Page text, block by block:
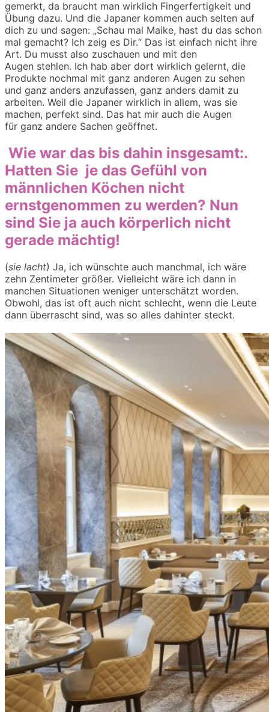
gemerkt, da braucht man wirklich Fingerfertigkeit und
Übung dazu. Und die Japaner kommen auch selten auf
dich zu und sagen: „Schau mal Maike, hast du das schon
mal gemacht? Ich zeig es Dir.“ Das ist einfach nicht ihre
Art. Du musst also zuschauen und mit den
Augen stehlen. Ich hab aber dort wirklich gelernt, die
Produkte nochmal mit ganz anderen Augen zu sehen
und ganz anders anzufassen, ganz anders damit zu
arbeiten. Weil die Japaner wirklich in allem, was sie
machen, perfekt sind. Das hat mir auch die Augen
für ganz andere Sachen geöffnet.
Wie war das bis dahin insgesamt:.
Hatten Sie je das Gefühl von
männlichen Köchen nicht
ernstgenommen zu werden? Nun
sind Sie ja auch körperlich nicht
gerade mächtig!
(sie lacht) Ja, ich wünschte auch manchmal, ich wäre
zehn Zentimeter größer. Vielleicht wäre ich dann in
manchen Situationen weniger unterschätzt worden.
Obwohl, das ist oft auch nicht schlecht, wenn die Leute
dann überrascht sind, was so alles dahinter steckt.